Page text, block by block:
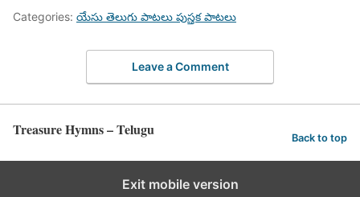
Categories: యేసు తెలుగు పాటలు పుస్తక పాటలు
Leave a Comment
Treasure Hymns – Telugu Back to top
Exit mobile version